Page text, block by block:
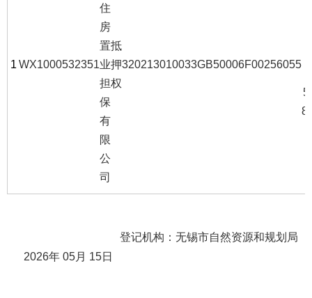
1 WX1000532351
住
房
置
业
担
保
有
限
公
司
抵
押
权
320213010033GB50006F00256055
登记机构：无锡市自然资源和规划局
2026年 05月 15日